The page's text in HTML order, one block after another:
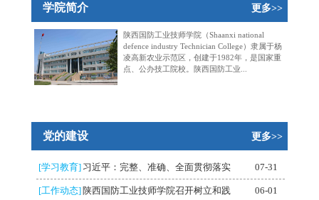
学院简介 更多>>
陕西国防工业技师学院（Shaanxi national
defence industry Technician College）隶属于杨
凌高新农业示范区，创建于1982年，是国家重
点、公办技工院校。陕西国防工业...
党的建设 更多>>
[学习教育] 习近平：完整、准确、全面贯彻落实 07-31
[工作动态] 陕西国防工业技师学院召开树立和践 06-01